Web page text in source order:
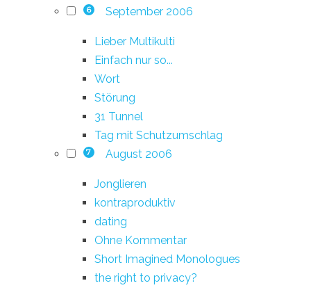
6 September 2006
Lieber Multikulti
Einfach nur so...
Wort
Störung
31 Tunnel
Tag mit Schutzumschlag
7 August 2006
Jonglieren
kontraproduktiv
dating
Ohne Kommentar
Short Imagined Monologues
the right to privacy?